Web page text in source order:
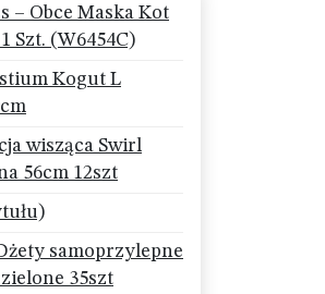
– Obce Maska Kot
Szt. (W6454C)
Kogut L
wisząca Swirl
56cm 12szt
samoprzylepne
35szt